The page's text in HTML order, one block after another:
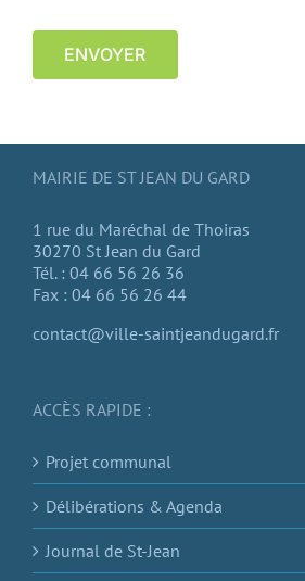
ENVOYER
MAIRIE DE ST JEAN DU GARD
1 rue du Maréchal de Thoiras
30270 St Jean du Gard
Tél. : 04 66 56 26 36
Fax : 04 66 56 26 44
contact@ville-saintjeandugard.fr
ACCÈS RAPIDE :
Projet communal
Délibérations & Agenda
Journal de St-Jean